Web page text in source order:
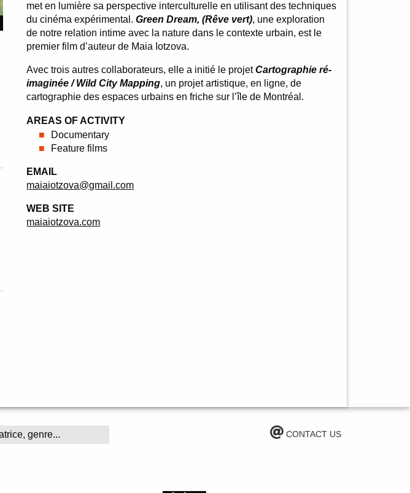
met en lumière sa perspective interculturelle en utilisant des techniques
du cinéma expérimental.Green Dream, (Rêve vert), une exploration
de notre relation intime avec la nature dans le contexte urbain, est le
premier film d’auteur de Maia Iotzova.
Avec trois autres collaborateurs, elle a initié le projetCartographie ré-
imaginée / Wild City Mapping, un projet artistique, en ligne, de
cartographie des espaces urbains en friche sur l’île de Montréal.
AREAS OF ACTIVITY
Documentary
Feature films
EMAIL
maiaiotzova@gmail.com
WEB SITE
maiaiotzova.com
CONTACT US